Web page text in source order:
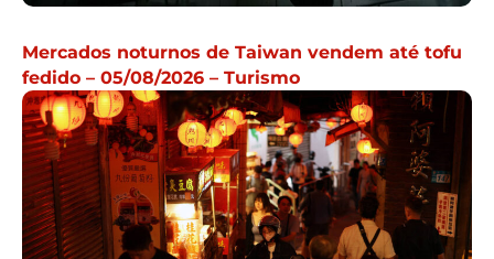
Mercados noturnos de Taiwan vendem até tofu
fedido – 05/08/2026 – Turismo